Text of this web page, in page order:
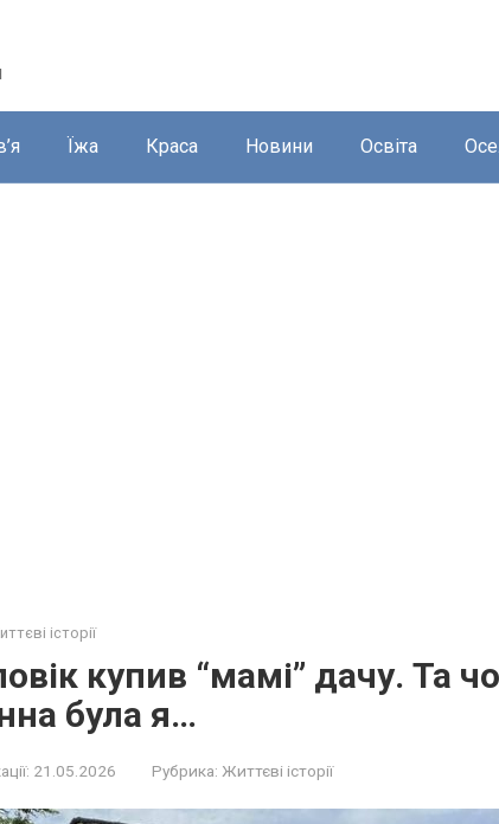
Їжа Краса Новини Освіта
історії
купив “мамі” дачу. Та
була я…
21.05.2026 Рубрика: Життєві історії